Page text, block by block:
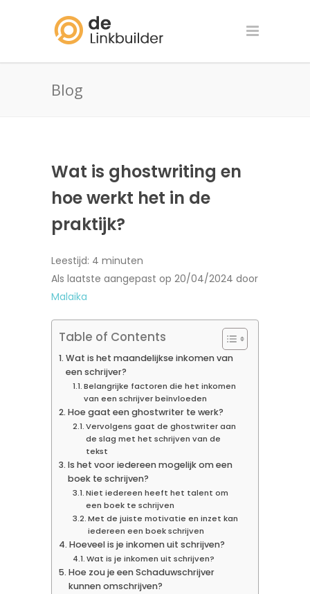
Blog
Wat is ghostwriting en
hoe werkt het in de
praktijk?
Leestijd: 4 minuten
Als laatste aangepast op 20/04/2024 door
Malaika
Table of Contents
Wat is het maandelijkse inkomen van
een schrijver?
Belangrijke factoren die het inkomen
van een schrijver beïnvloeden
Hoe gaat een ghostwriter te werk?
Vervolgens gaat de ghostwriter aan
de slag met het schrijven van de
tekst
Is het voor iedereen mogelijk om een
boek te schrijven?
Niet iedereen heeft het talent om
een boek te schrijven
Met de juiste motivatie en inzet kan
iedereen een boek schrijven
Hoeveel is je inkomen uit schrijven?
Wat is je inkomen uit schrijven?
Hoe zou je een Schaduwschrijver
kunnen omschrijven?